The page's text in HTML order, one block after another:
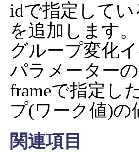
idで指定して
を追加します。
グループ変化
パラメーター
frameで指定し
プ(ワーク値)
関連項目